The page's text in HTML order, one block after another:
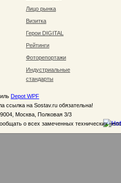
Лицо рынка
Визитка
Герои DIGITAL
Рейтинги
Фоторепортажи
Индустриальные
стандарты
Depot WPF
ссылка на Sostav.ru обязательна!
Москва, Полковая 3/3
о всех замеченных технических